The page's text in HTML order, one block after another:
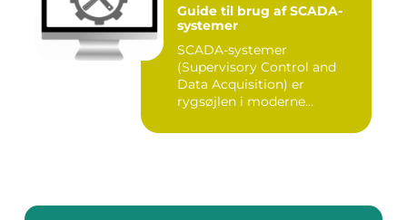
Guide til brug af SCADA-
systemer
SCADA-systemer
(Supervisory Control and
Data Acquisition) er
rygsøjlen i moderne